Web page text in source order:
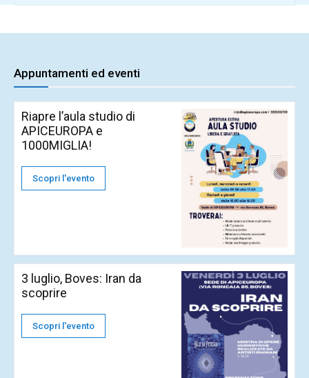
Appuntamenti ed eventi
Riapre l’aula studio di
APICEUROPA e
1000MIGLIA!
Scopri l'evento
3 luglio, Boves: Iran da
scoprire
Scopri l'evento